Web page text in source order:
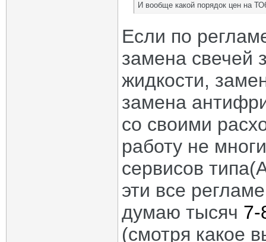
И вообще какой порядок цен на
Если по
замена свечей
жидкости,
замена
со своими
работу не
сервисов
эти все
думаю тысяч 7-
(смотря какое